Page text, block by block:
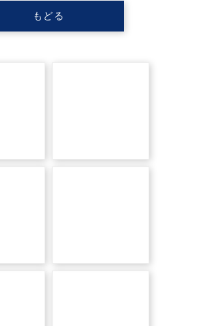
もどる